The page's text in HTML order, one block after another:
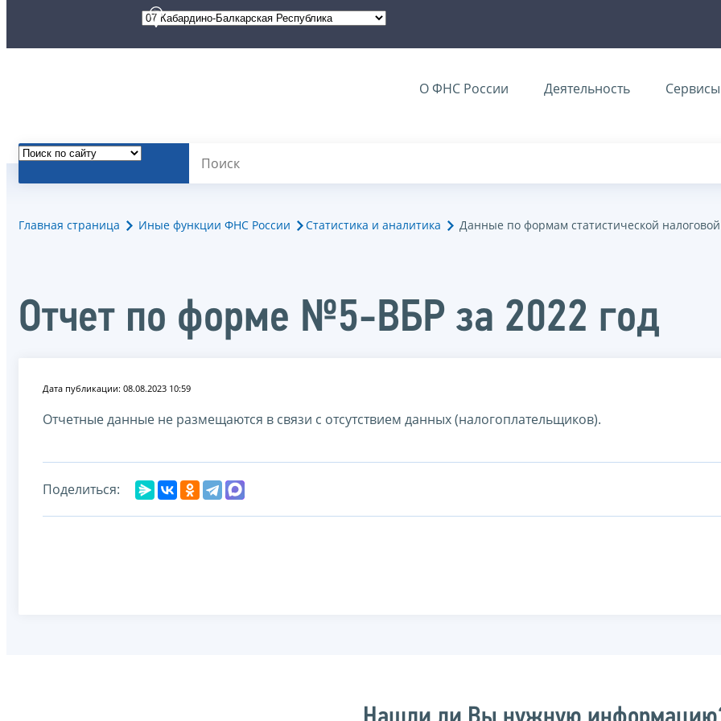
О ФНС России Деятельность Сервисы
Главная страница Иные функции ФНС России Статистика и аналитика Данные по формам статистической
Отчет по форме №5-ВБР за 2022 год
Дата публикации: 08.08.2023 10:59
Отчетные данные не размещаются в связи с отсутствием данных (налогоплательщиков).
Поделиться: